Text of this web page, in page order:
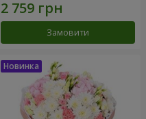
Замовити